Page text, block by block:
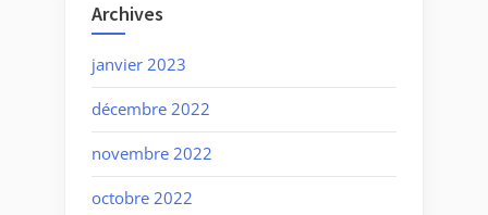
Archives
janvier 2023
décembre 2022
novembre 2022
octobre 2022